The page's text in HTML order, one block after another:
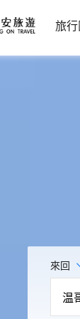
旅行
來回